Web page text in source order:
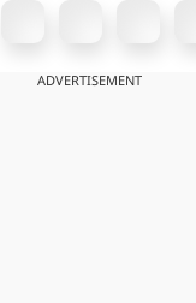
ADVERTISEMENT